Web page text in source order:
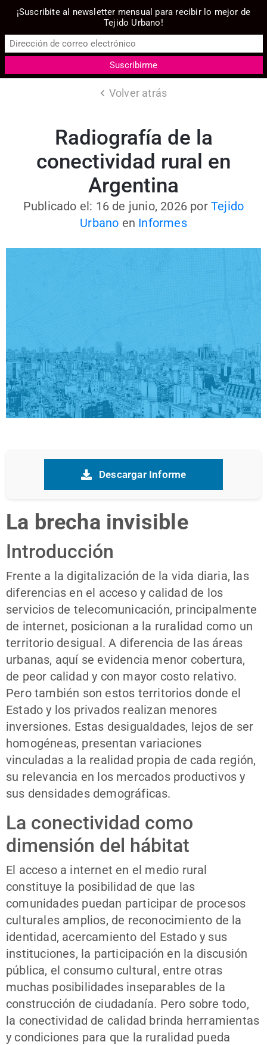
Volver atrás
Radiografía de la
conectividad rural en
Argentina
Publicado el: 16 de junio, 2026 por Tejido
Urbano en Informes
Descargar Informe
La brecha invisible
Introducción
Frente a la digitalización de la vida diaria, las
diferencias en el acceso y calidad de los
servicios de telecomunicación, principalmente
de internet, posicionan a la ruralidad como un
territorio desigual. A diferencia de las áreas
urbanas, aquí se evidencia menor cobertura,
de peor calidad y con mayor costo relativo.
Pero también son estos territorios donde el
Estado y los privados realizan menores
inversiones. Estas desigualdades, lejos de ser
homogéneas, presentan variaciones
vinculadas a la realidad propia de cada región,
su relevancia en los mercados productivos y
sus densidades demográficas.
La conectividad como
dimensión del hábitat
El acceso a internet en el medio rural
constituye la posibilidad de que las
comunidades puedan participar de procesos
culturales amplios, de reconocimiento de la
identidad, acercamiento del Estado y sus
instituciones, la participación en la discusión
pública, el consumo cultural, entre otras
muchas posibilidades inseparables de la
construcción de ciudadanía. Pero sobre todo,
la conectividad de calidad brinda herramientas
y condiciones para que la ruralidad pueda
¡Suscribite al newsletter mensual para recibir lo mejor de
Tejido Urbano!